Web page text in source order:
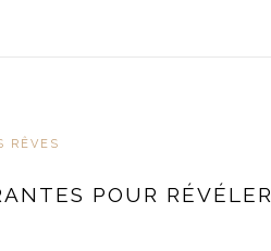
RÊVES
POUR RÉVÉLER